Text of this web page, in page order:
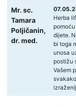
Mr. sc.
Tamara
Poljičanin,
dr. med.
Herba
dijete.
bi toga
unosa
postižu
Vašem